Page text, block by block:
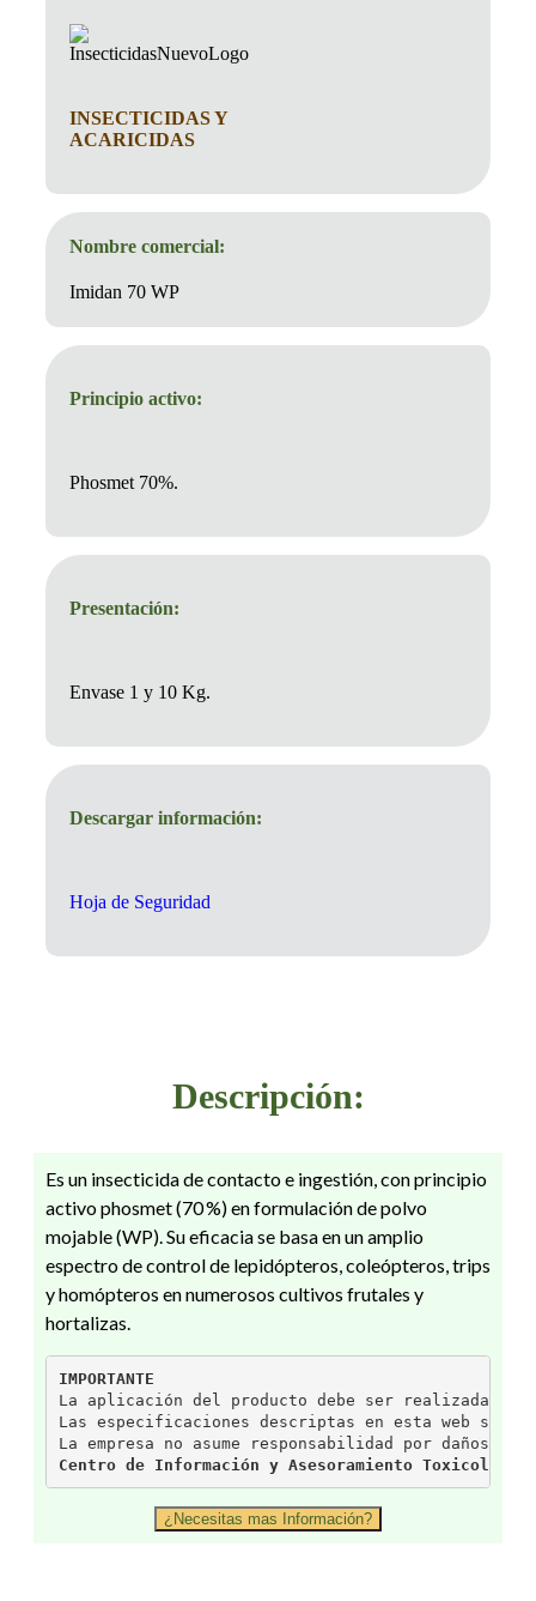
INSECTICIDAS Y
ACARICIDAS
Nombre comercial:
Imidan 70 WP
Principio activo:
Phosmet 70%.
Presentación:
Envase 1 y 10 Kg.
Descargar información:
Hoja de Seguridad
Descripción:
Es un insecticida de contacto e ingestión, con principio
activo phosmet (70 %) en formulación de polvo
mojable (WP). Su eficacia se basa en un amplio
espectro de control de lepidópteros, coleópteros, trips
y homópteros en numerosos cultivos frutales y
hortalizas.
IMPORTANTE
La aplicación del producto debe ser realizada
Las especificaciones descriptas en esta web
La empresa no asume responsabilidad por
Centro de Información y Asesoramiento
¿Necesitas mas Información?